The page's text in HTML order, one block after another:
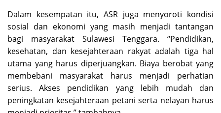
Dalam kesempatan itu, ASR juga menyoroti kondisi
sosial dan ekonomi yang masih menjadi tantangan
bagi masyarakat Sulawesi Tenggara. “Pendidikan,
kesehatan, dan kesejahteraan rakyat adalah tiga hal
utama yang harus diperjuangkan. Biaya berobat yang
membebani masyarakat harus menjadi perhatian
serius. Akses pendidikan yang lebih mudah dan
peningkatan kesejahteraan petani serta nelayan harus